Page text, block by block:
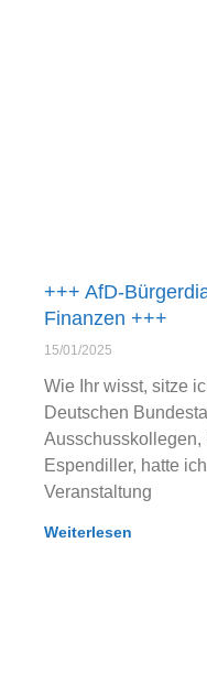
+++ AfD-
Finanzen +++
15/01/2025
Wie Ihr wisst, sitze
Deutschen
Ausschusskollegen,
Espendiller, hatte
Veranstaltung
Weiterlesen